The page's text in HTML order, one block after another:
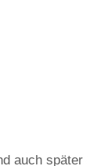
auch später